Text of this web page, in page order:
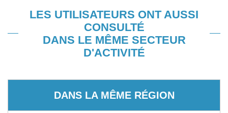
LES UTILISATEURS ONT AUSSI
CONSULTÉ
DANS LE MÊME SECTEUR
D'ACTIVITÉ
DANS LA MÊME RÉGION